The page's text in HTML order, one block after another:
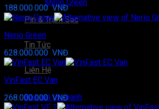
Minio Green
Pin & Trạm Sạc
Tin Tức
Liên Hệ
Báo giá lăn bánh
188.000.000VNĐ
Nerio Green
628.000.000 VNĐ
VinFast EC Van
268.000.000VNĐ